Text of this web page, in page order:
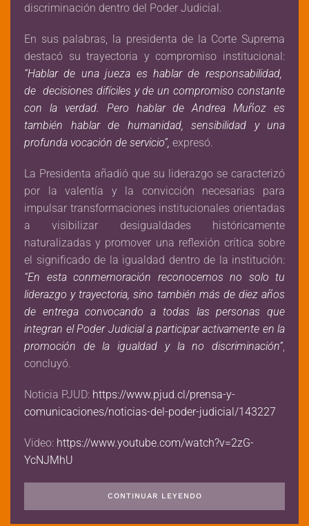
discriminación dentro del Poder Judicial.
En sus palabras, la presidenta de la Corte Suprema
destacó su trayectoria y compromiso institucional:
“Hablar de una jueza es hablar de responsabilidad,
de decisiones difíciles y de un compromiso constante
con la verdad. Pero hablar de Andrea Muñoz es
también hablar de humanidad, sensibilidad y una
profunda vocación de servicio”, expresó.
La Presidenta añadió que su liderazgo se caracterizó
por la valentía y la convicción necesarias para
impulsar transformaciones institucionales orientadas
a visibilizar desigualdades históricamente
naturalizadas y promover una reflexión crítica sobre
el significado de la igualdad dentro de la institución:
“En esta conmemoración reconocemos no solo tu
liderazgo y trayectoria, sino también más de diez años
de entrega convocando a todas las personas que
integran el Poder Judicial a participar activamente en la
promoción de la igualdad y la no discriminación”,
concluyó.
Noticia PJUD: https://www.pjud.cl/prensa-y-
comunicaciones/noticias-del-poder-judicial/143227
Video: https://www.youtube.com/watch?v=2zG-
YcNJMhU
CONTINUAR LEYENDO